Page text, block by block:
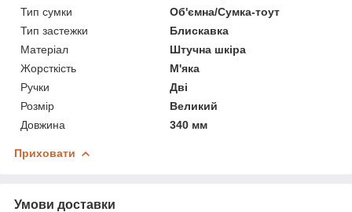
Тип сумки
Об'ємна/Сумка-тоут
Тип застежки
Блискавка
Матеріал
Штучна шкіра
Жорсткість
М'яка
Ручки
Дві
Розмір
Великий
Довжина
340 мм
Приховати
Умови доставки